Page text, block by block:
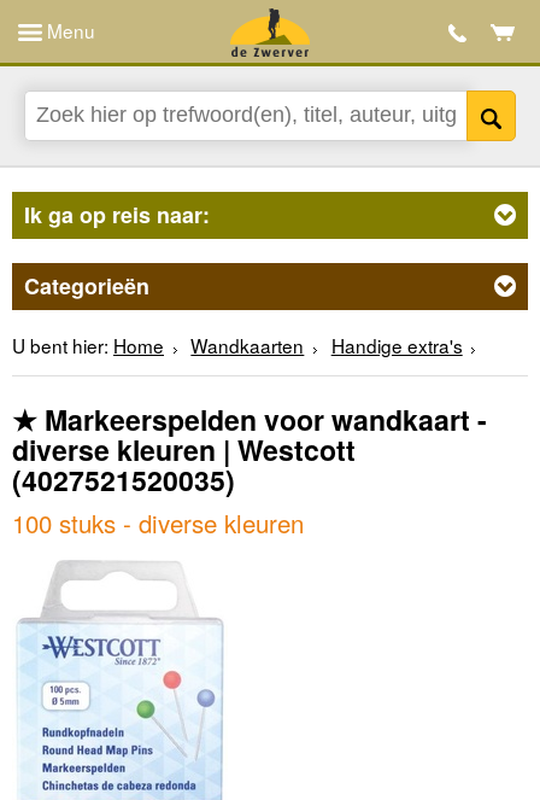
Menu
Ik ga op reis naar:
Categorieën
U bent hier: Home Wandkaarten Handige extra's
★ Markeerspelden voor wandkaart -
diverse kleuren | Westcott
(4027521520035)
100 stuks - diverse kleuren